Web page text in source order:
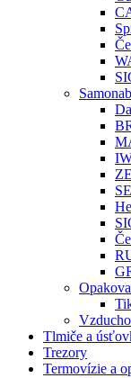
Tlmiče a
Trezory
Termovízie a